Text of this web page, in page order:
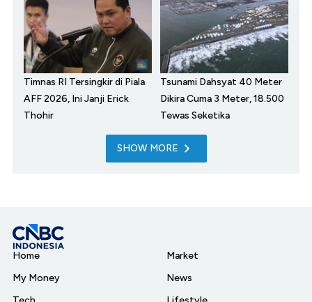
Timnas RI Tersingkir di Piala
AFF 2026, Ini Janji Erick
Thohir
Tsunami Dahsyat 40 Meter
Dikira Cuma 3 Meter, 18.500
Tewas Seketika
SHOW MORE
Home
My Money
Market
News